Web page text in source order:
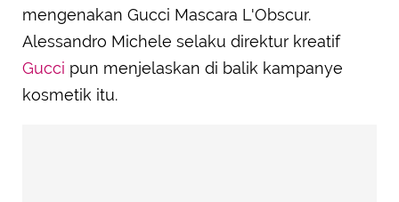
mengenakan Gucci Mascara L'Obscur.
Alessandro Michele selaku direktur kreatif
Gucci pun menjelaskan di balik kampanye
kosmetik itu.